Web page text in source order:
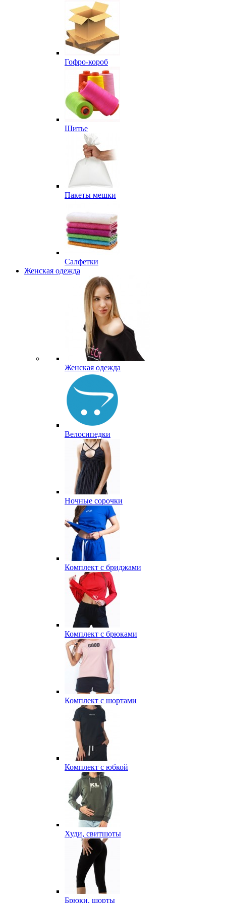
Гофро-короб
Шитье
Пакеты мешки
Салфетки
Женская одежда
Женская одежда
Велосипедки
Ночные сорочки
Комплект с бриджами
Комплект с брюками
Комплект с шортами
Комплект с юбкой
Худи, свитшоты
Брюки, шорты